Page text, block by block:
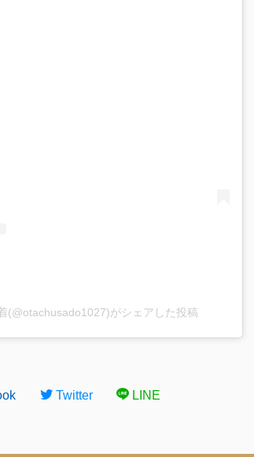
(@otachusado1027)がシェアした投稿
Twitter LINE